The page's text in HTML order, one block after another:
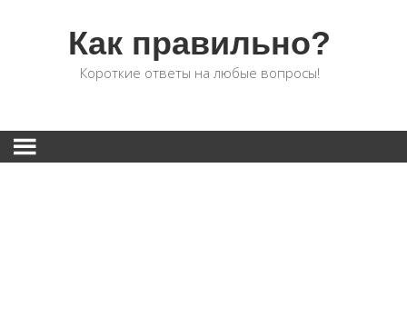
Как правильно?
Короткие ответы на любые вопросы!